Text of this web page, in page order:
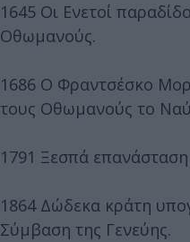
1645 Οι Ενετοί
Οθωμανούς.
1686 Ο Φραντσέσκο
τους Οθωμανούς το
1791 Ξεσπά επανάσταση
1864 Δώδεκα κράτη
Σύμβαση της Γενεύης.